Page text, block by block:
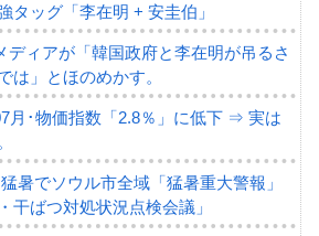
タッグ「李在明 + 安圭伯」
ディアが「韓国政府と李在明が吊るさ
は」とほのめかす。
月･物価指数「2.8％」に低下 ⇒ 実は
暑でソウル市全域「猛暑重大警報」
干ばつ対処状況点検会議」